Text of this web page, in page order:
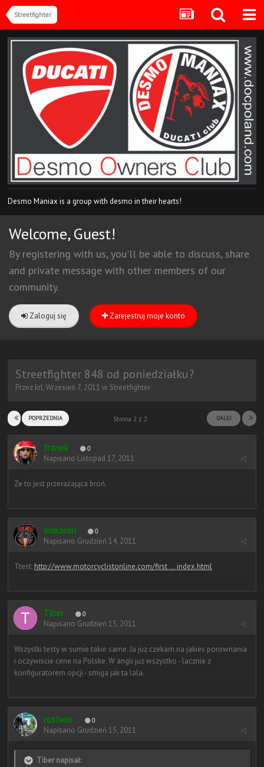
Streetfighter
Desmo Maniax is a group with desmo in their hearts!
Welcome, Guest!
By registering with us, you'll be able to discuss, share
and private message with other members of our
community.
Zaloguj się Zarejestruj moje konto
Streetfighter 848 od poniedziałku?
Przez krl,Wrzesień 7, 2011 w Streetfighter
POPRZEDNIA DALEJ
Strona 2 z 2
franek 0
Napisano Listopad 17, 2011
Ze to jest przerażająca broń.
makaron 0
Napisano Grudzień 14, 2011
Ttest: http://www.motorcyclistonline.com/first ... index.html
Tiber 0
Napisano Grudzień 15, 2011
Wszystki testy w sumie takie same. Ja juz czekam na jakies porownania
i oczywiscie cene na Polske. W angli juz wszystko - lacznie z
konfiguratorem opcji - smiga jak ta lala.
rostwor 0
Napisano Grudzień 15, 2011
Tiber napisał: